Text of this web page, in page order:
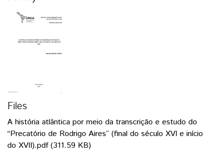
Files
A história atlântica por meio da transcrição e estudo do
“Precatório de Rodrigo Aires” (final do século XVI e início
do XVII).pdf(311.59 KB)